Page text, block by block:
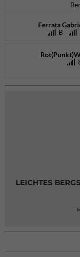
Ferrata
B
LEICHTES